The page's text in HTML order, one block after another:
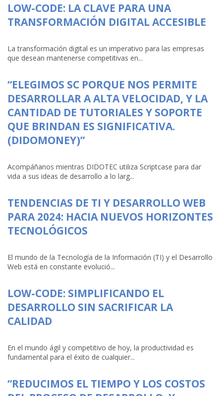
LOW-CODE: LA CLAVE PARA UNA
TRANSFORMACIÓN DIGITAL ACCESIBLE
La transformación digital es un imperativo para las empresas
que desean mantenerse competitivas en...
“ELEGIMOS SC PORQUE NOS PERMITE
DESARROLLAR A ALTA VELOCIDAD, Y LA
CANTIDAD DE TUTORIALES Y SOPORTE
QUE BRINDAN ES SIGNIFICATIVA.
(DIDOMONEY)”
Acompáñanos mientras DIDOTEC utiliza Scriptcase para dar
vida a sus ideas de desarrollo a lo larg...
TENDENCIAS DE TI Y DESARROLLO WEB
PARA 2024: HACIA NUEVOS HORIZONTES
TECNOLÓGICOS
El mundo de la Tecnología de la Información (TI) y el Desarrollo
Web está en constante evolució...
LOW-CODE: SIMPLIFICANDO EL
DESARROLLO SIN SACRIFICAR LA
CALIDAD
En el mundo ágil y competitivo de hoy, la productividad es
fundamental para el éxito de cualquier...
“REDUCIMOS EL TIEMPO Y LOS COSTOS